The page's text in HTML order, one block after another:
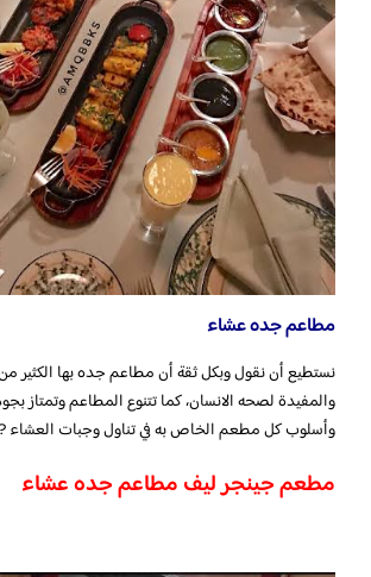
مطاعم جده عشاء
نستطيع أن نقول وبكل ثقة أن مطاعم جده بها الكثير
والمفيدة لصحه الانسان، كما تتنوع المطاعم وتمتاز
وأسلوب كل مطعم الخاص به في تناول وجبات العشاء ?
مطعم جينجر ليف مطاعم جده عشاء